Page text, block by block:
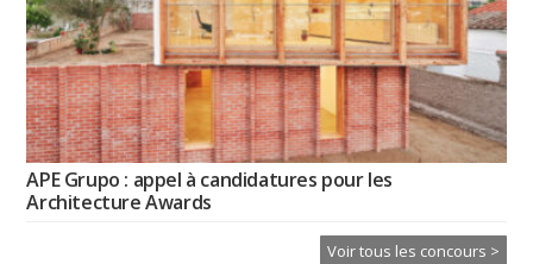
APE Grupo : appel à candidatures pour les
Architecture Awards
Voir tous les concours >